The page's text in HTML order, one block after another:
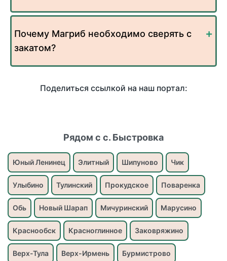
Почему Магриб необходимо сверять с
закатом?
Поделиться ссылкой на наш портал:
Рядом с с. Быстровка
Юный Ленинец Элитный Шипуново Чик
Улыбино Тулинский Прокудское Поваренка
Обь Новый Шарап Мичуринский Марусино
Краснообск Красноглинное Заковряжино
Верх-Тула Верх-Ирмень Бурмистрово